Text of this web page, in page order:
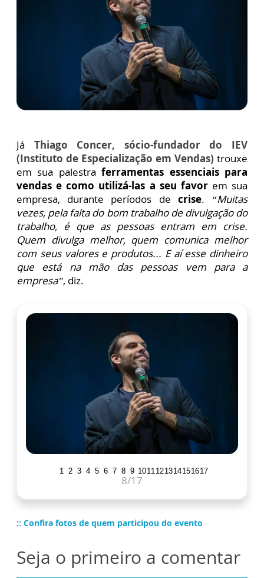
Já Thiago Concer, sócio-fundador do IEV
(Instituto de Especialização em Vendas) trouxe
em sua palestraferramentas essenciais para
vendas e como utilizá-las a seu favorem sua
empresa, durante períodos de crise. “Muitas
vezes, pela falta do bom trabalho de divulgação do
trabalho, é que as pessoas entram em crise.
Quem divulga melhor, quem comunica melhor
com seus valores e produtos... E aí esse dinheiro
que está na mão das pessoas vem para a
empresa”, diz.
1 2 3 4 5 6 7 8 9 1011 121314151617
8/17
:: Confira fotos de quem participou do evento
Seja o primeiro a comentar